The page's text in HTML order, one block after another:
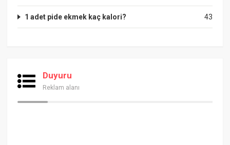
43
1 adet pide ekmek kaç kalori?
Duyuru
Reklam alanı